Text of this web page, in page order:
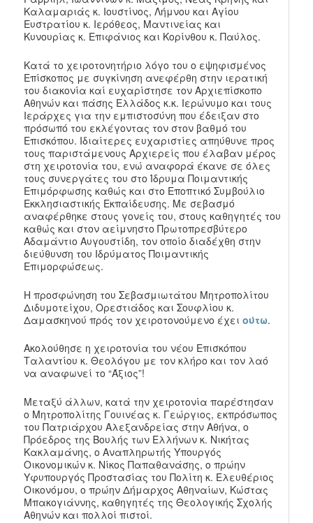
Καλαμαριάς κ. Ιουστίνος, Λήμνου και Αγίου
Ευστρατίου κ. Ιερόθεος, Μαντινείας και
Κυνουρίας κ. Επιφάνιος και Κορίνθου κ. Παύλος.
Κατά το χειροτονητήριο λόγο του ο εψηφισμένος
Επίσκοπος με συγκίνηση ανεφέρθη στην ιερατική
του διακονία καί ευχαρίστησε τον Αρχιεπίσκοπο
Αθηνών και πάσης Ελλάδος κ.κ. Ιερώνυμο και τους
Ιεράρχες για την εμπιστοσύνη που έδειξαν στο
πρόσωπό του εκλέγοντας τον στον βαθμό του
Επισκόπου. Ιδιαίτερες ευχαριστίες απηύθυνε προς
τους παριστάμενους Αρχιερείς που έλαβαν μέρος
στη χειροτονία του, ενώ αναφορά έκανε σε όλες
τους συνεργάτες του στο Ίδρυμα Ποιμαντικής
Επιμόρφωσης καθώς και στο Εποπτικό Συμβούλιο
Εκκλησιαστικής Εκπαίδευσης. Με σεβασμό
αναφέρθηκε στους γονείς του, στους καθηγητές του
καθώς και στον αείμνηστο Πρωτοπρεσβύτερο
Αδαμάντιο Αυγουστίδη, τον οποίο διαδέχθη στην
διεύθυνση του Ιδρύματος Ποιμαντικής
Επιμορφώσεως.
Η προσφώνηση του Σεβασμιωτάτου Μητροπολίτου
Διδυμοτείχου, Ορεστιάδος και Σουφλίου κ.
Δαμασκηνού πρός τον χειροτονούμενο έχειούτω.
Ακολούθησε η χειροτονία του νέου Επισκόπου
Ταλαντίου κ. Θεολόγου με τον κλήρο και τον λαό
να αναφωνεί το “Άξιος”!
Μεταξύ άλλων, κατά την χειροτονία παρέστησαν
ο Μητροπολίτης Γουινέας κ. Γεώργιος, εκπρόσωπος
του Πατριάρχου Αλεξανδρείας στην Αθήνα, ο
Πρόεδρος της Βουλής των Ελλήνων κ. Νικήτας
Κακλαμάνης, ο Αναπληρωτής Υπουργός
Οικονομικών κ. Νίκος Παπαθανάσης, ο πρώην
Υφυπουργός Προστασίας του Πολίτη κ. Ελευθέριος
Οικονόμου, ο πρώην Δήμαρχος Αθηναίων, Κώστας
Μπακογιάννης, καθηγητές της Θεολογικής Σχολής
Αθηνών και πολλοί πιστοί.